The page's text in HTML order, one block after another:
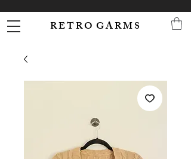
R E T R O G A R M S